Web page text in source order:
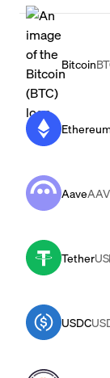
Bitcoin
Aave
Tether
USDC